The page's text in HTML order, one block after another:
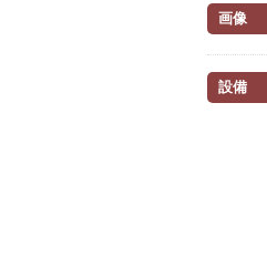
画像
設備